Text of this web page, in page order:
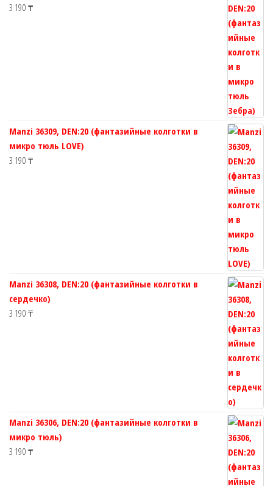
3 190 ₸
Manzi 36309, DEN:20 (фантазийные колготки в
микро тюль LOVE)
3 190 ₸
Manzi 36308, DEN:20 (фантазийные колготки в
сердечко)
3 190 ₸
Manzi 36306, DEN:20 (фантазийные колготки в
микро тюль)
3 190 ₸